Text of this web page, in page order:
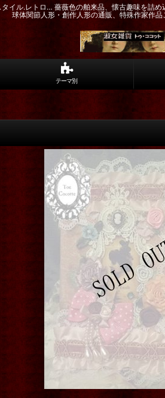
イル.レトロ… 薔薇色の舶来品、懐古趣味を詰
球体関節人形・創作人形の通販、特殊作家作品
テーマ別